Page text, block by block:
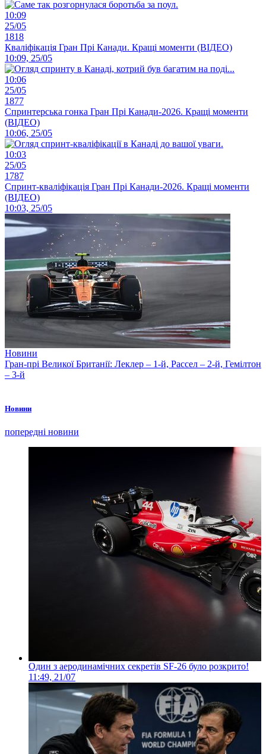
10:09
25/05
1818
Кваліфікація Гран Прі Канади. Кращі моменти (ВІДЕО)
10:09, 25/05
10:06
25/05
1877
Спринтерська гонка Гран Прі Канади-2026. Кращі моменти
(ВІДЕО)
10:06, 25/05
10:03
25/05
1787
Спринт-кваліфікація Гран Прі Канади-2026. Кращі моменти
(ВІДЕО)
10:03, 25/05
Новини
Гран-прі Великої Британії: Леклер – 1-й, Рассел – 2-й, Гемілтон
– 3-й
Новини
попередні новини
Один з аеродинамічних секретів SF-26 було розкрито!
11:49, 21/07